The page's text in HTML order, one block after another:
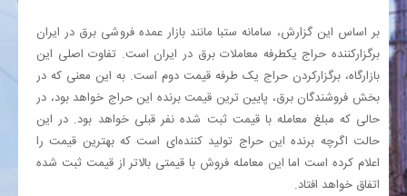
بر اساس این گزارش، سامانه ستبا مانند بازار عمده فروشی برق در ایران
برگزارکننده حراج یکطرفه معاملات برق در ایران است. تفاوت اصلی این
بازارگاه، برگزارکردن حراج یک طرفه قیمت دوم است. به این معنی که در
بخش فروشندگان برق، پایین ترین قیمت برنده این حراج خواهد بود، در
حالی که مبلغ معامله با قیمت ثبت شده نفر قبلی خواهد بود. در این
حالت اگرچه برنده این حراج تولید کننده‌ای است که بهترین قیمت را
اعلام کرده است اما این معامله فروش با قیمتی بالاتر از قیمت ثبت شده
اتفاق خواهد افتاد.